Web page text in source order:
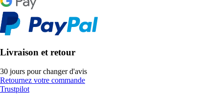
Livraison et retour
30 jours pour changer d'avis
Retournez votre commande
Trustpilot